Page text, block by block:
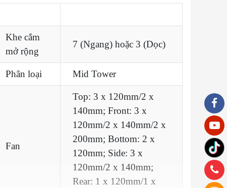
Khe cắm
mở rộng
7 (Ngang) hoặc 3 (Dọc)
Phân loại Mid Tower
Fan
Top: 3 x 120mm/2 x
140mm; Front: 3 x
120mm/2 x 140mm/2 x
200mm; Bottom: 2 x
120mm; Side: 3 x
120mm/2 x 140mm;
Rear: 1 x 120mm/1 x